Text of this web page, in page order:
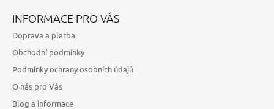
INFORMACE PRO VÁS
Doprava a platba
Obchodní podmínky
Podmínky ochrany osobních údajů
O nás pro Vás
Blog a informace